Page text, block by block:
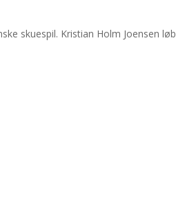
skuespil. Kristian Holm Joensen